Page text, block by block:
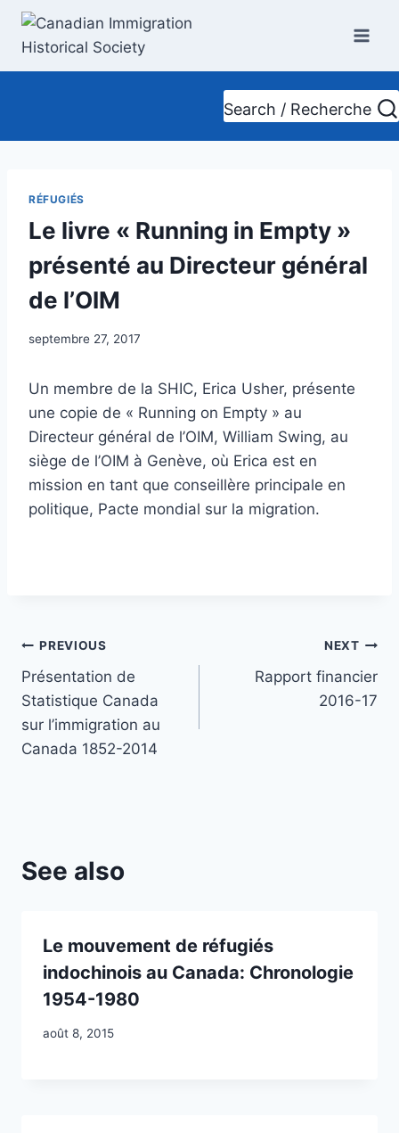
Skip
content
Search / Recherche
RÉFUGIÉS
Le livre « Running in Empty »
présenté au Directeur général
de l’OIM
septembre 27, 2017
Un membre de la SHIC, Erica Usher, présente
une copie de « Running on Empty » au
Directeur général de l’OIM, William Swing, au
siège de l’OIM à Genève, où Erica est en
mission en tant que conseillère principale en
politique, Pacte mondial sur la migration.
Navigation
de
l'article
PREVIOUS
Présentation de
Statistique Canada
sur l’immigration au
Canada 1852-2014
NEXT
Rapport financier
2016-17
See also
Le mouvement de réfugiés
indochinois au Canada: Chronologie
1954-1980
août 8, 2015